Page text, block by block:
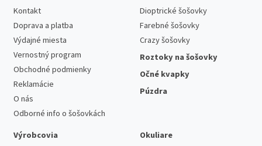
Kontakt
Doprava a platba
Výdajné miesta
Vernostný program
Obchodné podmienky
Reklamácie
O nás
Odborné info o šošovkách
Dioptrické šošovky
Farebné šošovky
Crazy šošovky
Roztoky na šošovky
Očné kvapky
Púzdra
Výrobcovia
Okuliare